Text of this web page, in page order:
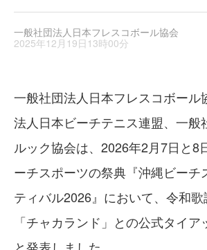
一般社団法人日本フレスコボール協会
2025年12月19日13時00分
一般社団法人日本フレスコボール
法人日本ビーチテニス連盟、一般
ルック協会は、2026年2月7日と8
ーチスポーツの祭典『沖縄ビーチ
ティバル2026』において、令和
「チャカランド」との公式タイ